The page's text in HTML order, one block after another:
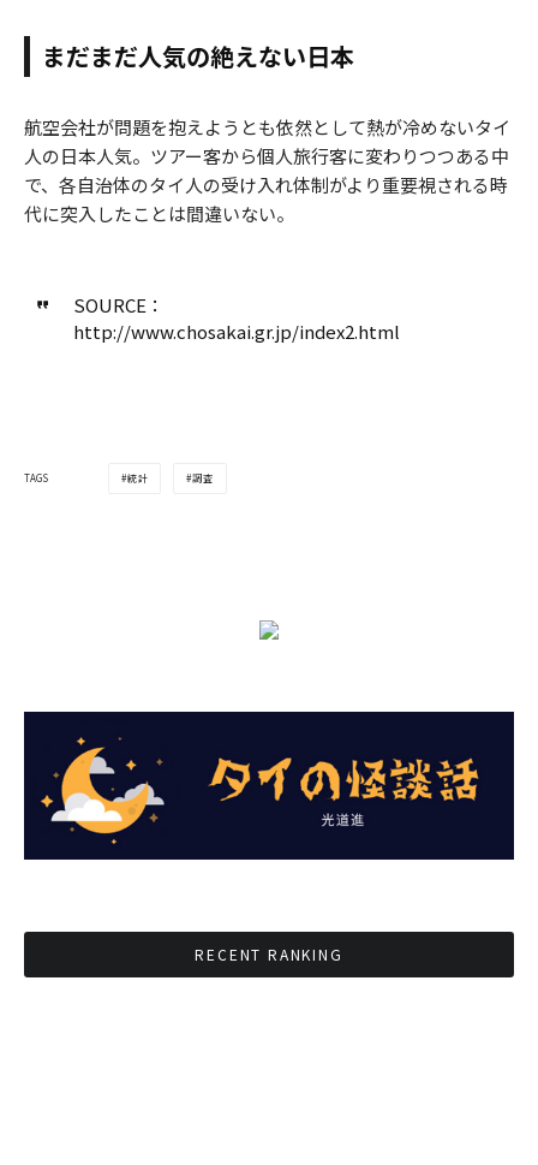
まだまだ人気の絶えない日本
航空会社が問題を抱えようとも依然として熱が冷めないタイ
人の日本人気。ツアー客から個人旅行客に変わりつつある中
で、各自治体のタイ人の受け入れ体制がより重要視される時
代に突入したことは間違いない。
SOURCE：
http://www.chosakai.gr.jp/index2.html
TAGS 統計 調査
RECENT RANKING